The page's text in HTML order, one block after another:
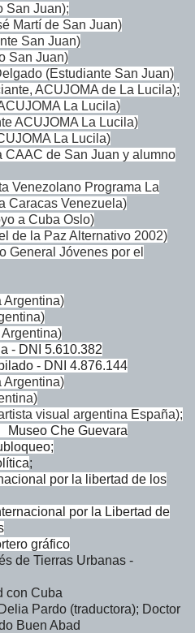
San Juan);
Martí de San Juan)
San Juan)
San Juan)
(Estudiante San Juan)
ACUJOMA de La Lucila);
La Lucila)
ACUJOMA La Lucila)
La Lucila)
CAAC de San Juan y alumno
Venezolano Programa La
Caracas Venezuela)
a Cuba Oslo)
de la Paz Alternativo 2002)
General Jóvenes por el
Argentina)
- DNI 5.610.382
- DNI 4.876.144
Argentina)
visual argentina España);
Che Guevara
;
por la libertad de los
por la Libertad de
gráfico
de Tierras Urbanas -
con Cuba
Pardo (traductora); Doctor
Buen Abad